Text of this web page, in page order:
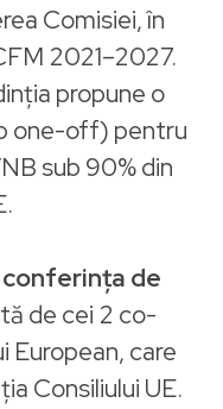
Comisiei, în
2021–2027.
propune o
one-off) pentru
sub 90% din
de
de cei 2 co-
European, care
Consiliului UE.